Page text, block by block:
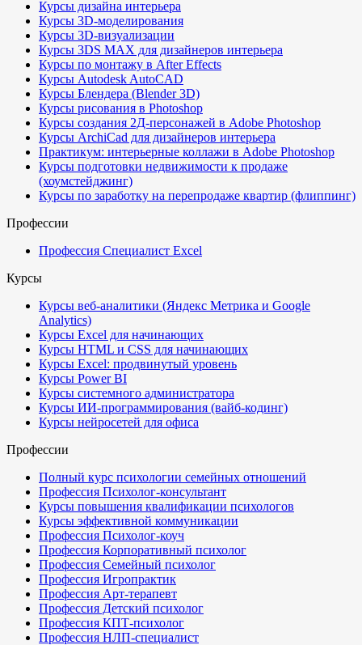
Курсы дизайна интерьера
Курсы 3D-моделирования
Курсы 3D-визуализации
Курсы 3DS MAX для дизайнеров интерьера
Курсы по монтажу в After Effects
Курсы Autodesk AutoCAD
Курсы Блендера (Blender 3D)
Курсы рисования в Photoshop
Курсы создания 2Д-персонажей в Adobe Photoshop
Курсы ArchiCad для дизайнеров интерьера
Практикум: интерьерные коллажи в Adobe Photoshop
Курсы подготовки недвижимости к продаже
(хоумстейджинг)
Курсы по заработку на перепродаже квартир (флиппинг)
Профессии
Профессия Специалист Excel
Курсы
Курсы веб-аналитики (Яндекс Метрика и Google
Analytics)
Курсы Excel для начинающих
Курсы HTML и CSS для начинающих
Курсы Excel: продвинутый уровень
Курсы Power BI
Курсы системного администратора
Курсы ИИ-программирования (вайб-кодинг)
Курсы нейросетей для офиса
Профессии
Полный курс психологии семейных отношений
Профессия Психолог-консультант
Курсы повышения квалификации психологов
Курсы эффективной коммуникации
Профессия Психолог-коуч
Профессия Корпоративный психолог
Профессия Семейный психолог
Профессия Игропрактик
Профессия Арт-терапевт
Профессия Детский психолог
Профессия КПТ-психолог
Профессия НЛП-специалист